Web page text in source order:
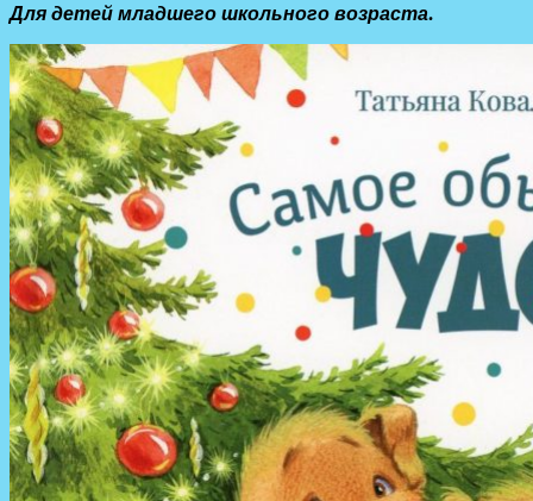
Для детей младшего школьного возраста.